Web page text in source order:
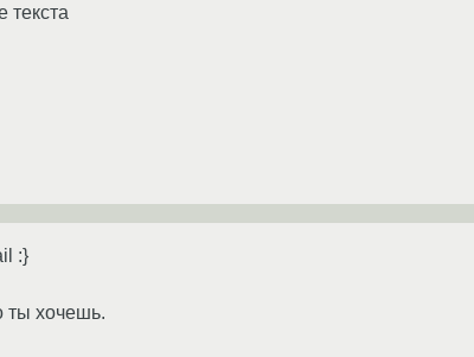
текста
:}
ты хочешь.